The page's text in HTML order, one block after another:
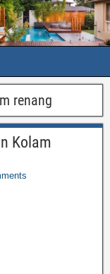
renang
Kolam